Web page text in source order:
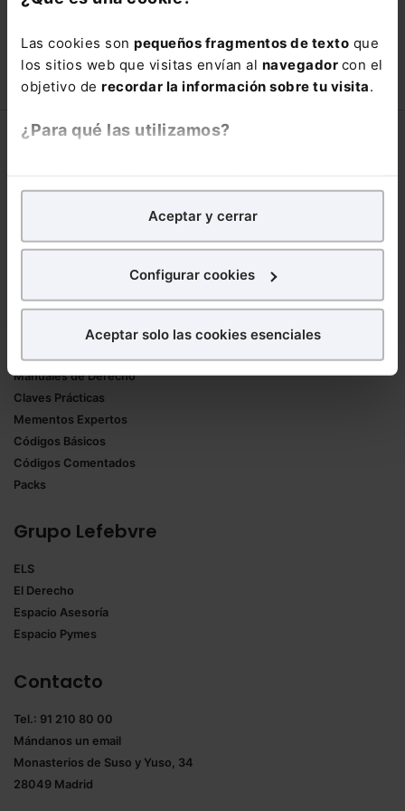
Las cookies son pequeños fragmentos de texto que
los sitios web que visitas envían al navegador con el
objetivo de recordar la información sobre tu visita.
¿Para qué las utilizamos?
analíticospara tratar demejorar tu experienciaen
nuestra página web. También con fines publicitarios,
para poder mostrarte publicidad y contenidos de tu
¿Qué puedes hacer?
experiencia en la web sea óptima
Puedesaceptar solo las esenciales
todas las cookies excepto aquellas imprescindibles.
También puedes
seleccionar solo aquellas que quieras permitir en tu
navegador. Si no seleccionas ninguna utilizaremos
Saber más acerca de las cookies
Aceptar y cerrar
Configurar cookies
Aceptar solo las cookies esenciales
110,00€ 66,00€
COMPRAR
Corporativo
Librerías asociadas
Productos
Manuales de Derecho
Claves Prácticas
Mementos Expertos
Códigos Básicos
Códigos Comentados
Packs
Grupo Lefebvre
ELS
El Derecho
Espacio Asesoría
Espacio Pymes
Contacto
Tel.: 91 210 80 00
Mándanos un email
Monasterios de Suso y Yuso, 34
28049 Madrid